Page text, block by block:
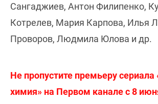
Сангаджиев, Антон Филипенко,
Котрелев, Мария Карпова, Илья
Проворов, Людмила Юлова и др.
Не пропустите премьеру
химия» на Первом канале с 8